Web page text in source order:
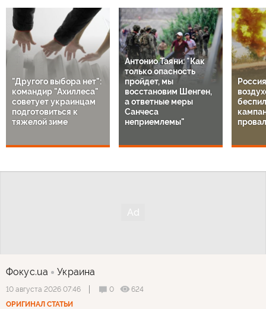
"Другого выбора нет":
командир "Ахиллеса"
советует украинцам
подготовиться к
тяжелой зиме
Антонио Таяни: "Как
только опасность
пройдет, мы
восстановим Шенген,
а ответные меры
Санчеса
неприемлемы"
Фокус.ua Украина
10 августа 2026 07:46 0
624
ОРИГИНАЛ СТАТЬИ